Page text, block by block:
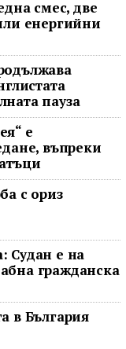
смес, две
енергийни
пауза
е
въпреки
с ориз
Судан е на
гражданска
в България